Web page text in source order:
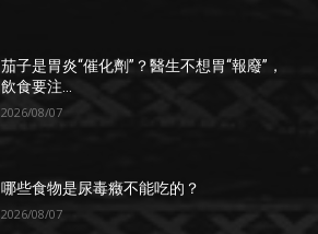
茄子是胃炎“催化劑”？醫生不想胃“報廢”，
飲食要注...
2026/08/07
哪些食物是尿毒癥不能吃的？
2026/08/07